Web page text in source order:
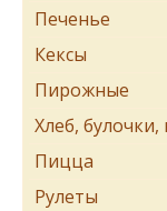
Печенье
Кексы
Пирожные
Хлеб, булочки,
Пицца
Рулеты